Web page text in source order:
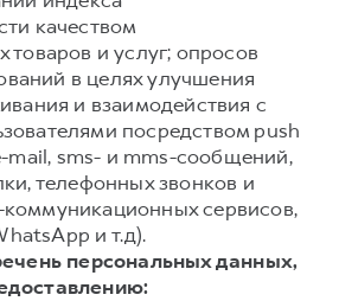
качеством
товаров и услуг; опросов
в целях улучшения
и взаимодействия с
посредством push
mail, sms- и mms-сообщений,
телефонных звонков и
сервисов,
и т.д).
персональных данных,